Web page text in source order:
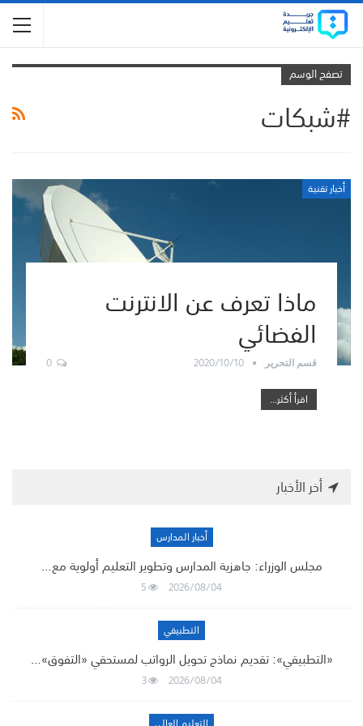
تصفح الوسم
#شبكات
أخبار تقنية
ماذا تعرف عن الانترنت
الفضائي
قسم التحرير 2020/10/10
0
اقرأ أكثر...
أخر الأخبار
أخبار المدارس
مجلس الوزراء: جاهزية المدارس وتطوير التعليم أولوية مع…
2026/08/04
5
التطبيقي
«التطبيقي»: تقديم نماذج تحويل الرواتب لمستحقي «التفوق»…
2026/08/04
3